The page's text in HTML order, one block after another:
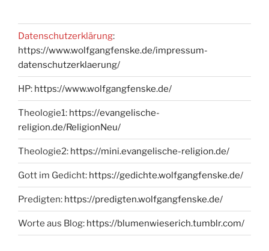
Datenschutzerklärung:
https://www.wolfgangfenske.de/impressum-
datenschutzerklaerung/
HP: https://www.wolfgangfenske.de/
Theologie1: https://evangelische-
religion.de/ReligionNeu/
Theologie2: https://mini.evangelische-religion.de/
Gott im Gedicht: https://gedichte.wolfgangfenske.de/
Predigten: https://predigten.wolfgangfenske.de/
Worte aus Blog: https://blumenwieserich.tumblr.com/